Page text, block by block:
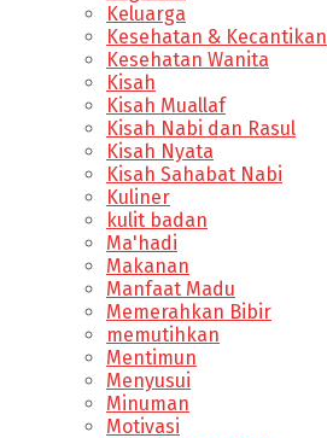
Keluarga
Kesehatan & Kecantikan
Kesehatan Wanita
Kisah
Kisah Muallaf
Kisah Nabi dan Rasul
Kisah Nyata
Kisah Sahabat Nabi
Kuliner
kulit badan
Ma'hadi
Makanan
Manfaat Madu
Memerahkan Bibir
memutihkan
Mentimun
Menyusui
Minuman
Motivasi